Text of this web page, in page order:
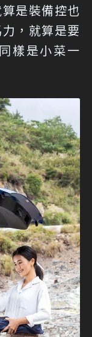
是裝備控也
，就算是要
樣是小菜一